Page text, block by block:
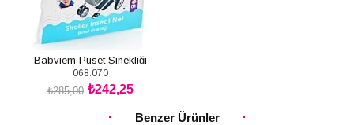
Babyjem Puset Sinekliği
068.070
₺242,25
₺285,00
Benzer Ürünler